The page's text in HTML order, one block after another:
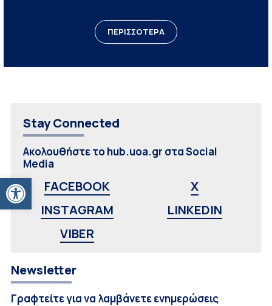
Ανοίξτε τη γραμμή εργαλείων
ΠΕΡΙΣΣΟΤΕΡΑ
Stay Connected
Ακολουθήστε το hub.uoa.gr στα Social
Media
FACEBOOK
X
INSTAGRAM
LINKEDIN
VIBER
Newsletter
Γραφτείτε για να λαμβάνετε ενημερώσεις